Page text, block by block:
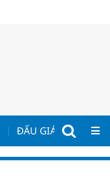
ĐẤU GIÁ - ĐẤU